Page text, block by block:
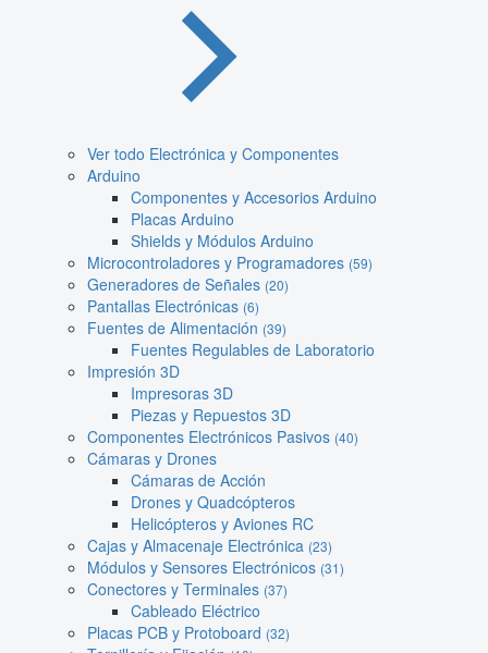
Ver todo Electrónica y Componentes
Arduino
Componentes y Accesorios Arduino
Placas Arduino
Shields y Módulos Arduino
Microcontroladores y Programadores (59)
Generadores de Señales (20)
Pantallas Electrónicas (6)
Fuentes de Alimentación (39)
Fuentes Regulables de Laboratorio
Impresión 3D
Impresoras 3D
Piezas y Repuestos 3D
Componentes Electrónicos Pasivos (40)
Cámaras y Drones
Cámaras de Acción
Drones y Quadcópteros
Helicópteros y Aviones RC
Cajas y Almacenaje Electrónica (23)
Módulos y Sensores Electrónicos (31)
Conectores y Terminales (37)
Cableado Eléctrico
Placas PCB y Protoboard (32)